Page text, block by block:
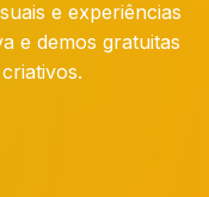
e experiências
e demos gratuitas